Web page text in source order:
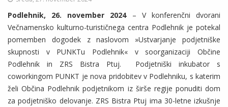
Podlehnik, 26. november 2024– V konferenčni dvorani
Večnamensko kulturno-turističnega centra Podlehnik je potekal
pomemben dogodek z naslovom »Ustvarjanje podjetniške
skupnosti v PUNKTu Podlehnik« v soorganizaciji Občine
Podlehnik in ZRS Bistra Ptuj. Podjetniški inkubator s
coworkingom PUNKT je nova pridobitev v Podlehniku, s katerim
želi Občina Podlehnik podjetnikom iz širše regije ponuditi dom
za podjetniško delovanje. ZRS Bistra Ptuj ima 30-letne izkušnje